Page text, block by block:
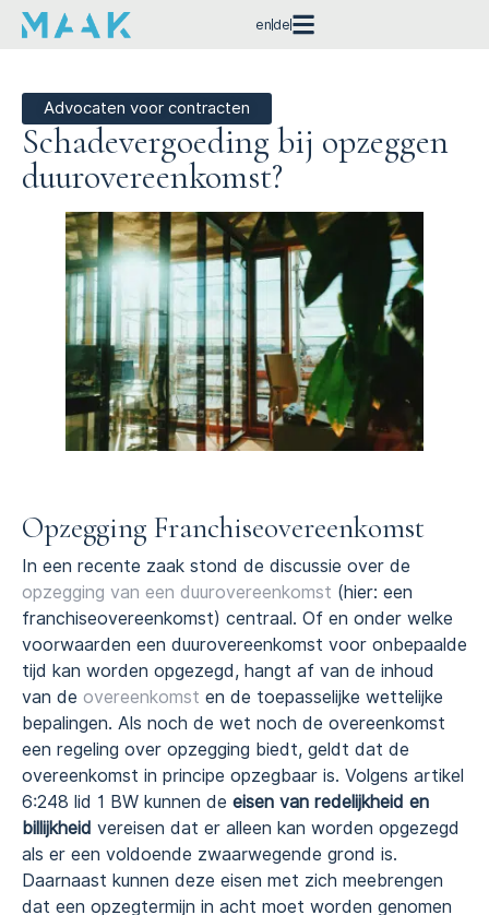
en de
Advocaten voor contracten
Schadevergoeding bij opzeggen
duurovereenkomst?
Opzegging Franchiseovereenkomst
In een recente zaak stond de discussie over de
opzegging van een duurovereenkomst (hier: een
franchiseovereenkomst) centraal. Of en onder welke
voorwaarden een duurovereenkomst voor onbepaalde
tijd kan worden opgezegd, hangt af van de inhoud
van de overeenkomst en de toepasselijke wettelijke
bepalingen. Als noch de wet noch de overeenkomst
een regeling over opzegging biedt, geldt dat de
overeenkomst in principe opzegbaar is. Volgens artikel
6:248 lid 1 BW kunnen de eisen van redelijkheid en
billijkheid vereisen dat er alleen kan worden opgezegd
als er een voldoende zwaarwegende grond is.
Daarnaast kunnen deze eisen met zich meebrengen
dat een opzegtermijn in acht moet worden genomen